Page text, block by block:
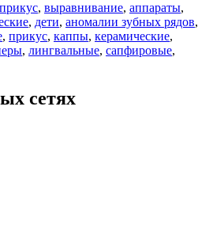
, выравнивание, аппараты,
, дети, аномалии зубных рядов,
, прикус, каппы, керамические,
, лингвальные, сапфировые,
сетях